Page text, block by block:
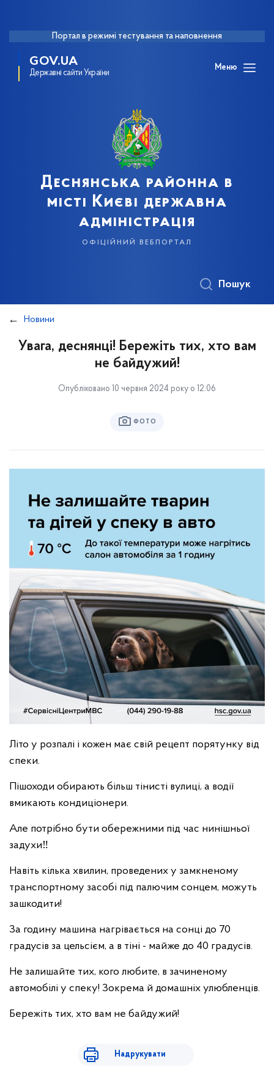
Портал в режимі тестування та наповнення
GOV.UA
Державні сайти України
Меню
Деснянська районна в
місті Києві державна
адміністрація
офіційний вебпортал
Пошук
Новини
Увага, деснянці! Бережіть тих, хто вам
не байдужий!
Опубліковано 10 червня 2024 року о 12:06
ФОТО
Літо у розпалі і кожен має свій рецепт порятунку від
спеки.
Пішоходи обирають більш тінисті вулиці, а водії
вмикають кондиціонери.
Але потрібно бути обережними під час нинішньої
задухи‼️
Навіть кілька хвилин, проведених у замкненому
транспортному засобі під палючим сонцем, можуть
зашкодити!
За годину машина нагрівається на сонці до 70
градусів за цельсієм, а в тіні - майже до 40 градусів.
Не залишайте тих, кого любите, в зачиненому
автомобілі у спеку! Зокрема й домашніх улюбленців.
Бережіть тих, хто вам не байдужий!
Надрукувати